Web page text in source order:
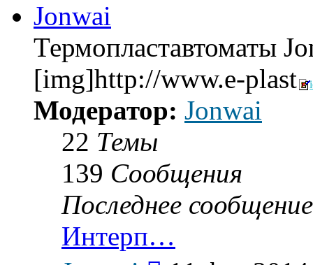
Jonwai
Термопластавтоматы
[img]http://www.e-plast
Модератор: Jonwai
22 Темы
139 Сообщения
Последнее сообщение
Интерп…